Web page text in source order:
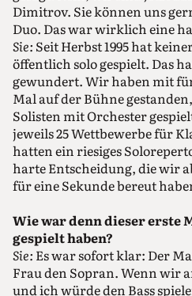
Dimitrov. Sie können uns
Duo. Das war wirklich eine
Sie: Seit Herbst 1995 hat
öffentlich solo gespielt. Das
gewundert. Wir haben mit
Mal auf der Bühne
Solisten mit Orchester
jeweils 25 Wettbewerbe für
hatten ein riesiges
harte Entscheidung, die wir
für eine Sekunde bereut
Wie war denn dieser erste
gespielt haben?
Sie: Es war sofort klar: Der
Frau den Sopran. Wenn wir
und ich würde den Bass